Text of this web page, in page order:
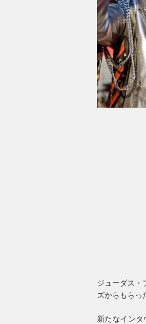
ジューダス・
ズからもらっ
新たなイン